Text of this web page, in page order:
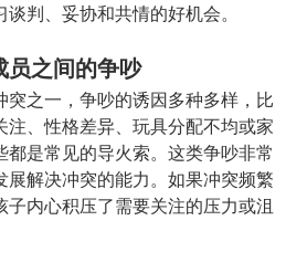
判、妥协和共情的好机会。
员之间的争吵
突之一，争吵的诱因多种多样，比
注、性格差异、玩具分配不均或家
都是常见的导火索。这类争吵非常
展解决冲突的能力。如果冲突频繁
子内心积压了需要关注的压力或沮